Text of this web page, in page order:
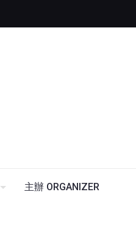
主辦 ORGANIZER